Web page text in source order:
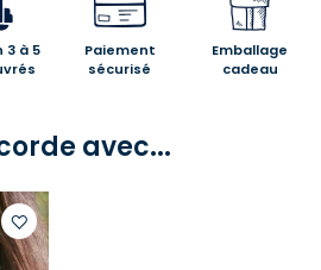
3 à 5
Paiement
sécurisé
Emballage
cadeau
avec...
Ajouter